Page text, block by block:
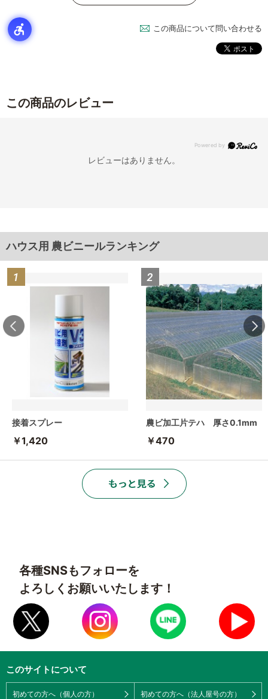
この商品について問い合わせる
この商品のレビュー
レビューはありません。
ハウス用 農ビニールランキング
接着スプレー
￥1,420
農ビ加工片テハ 厚さ0.1mm
￥470
各種SNSもフォローを
よろしくお願いいたします！
このサイトについて
初めての方へ（個人の方） 初めての方へ（法人屋号の方）